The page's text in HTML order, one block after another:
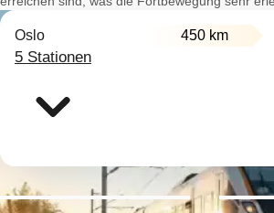
Oslo 450 km
5 Stationen